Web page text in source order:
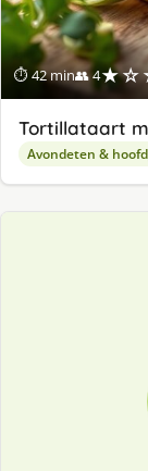
⏱ 42 min👥 4
Tortillataart
Avondeten &